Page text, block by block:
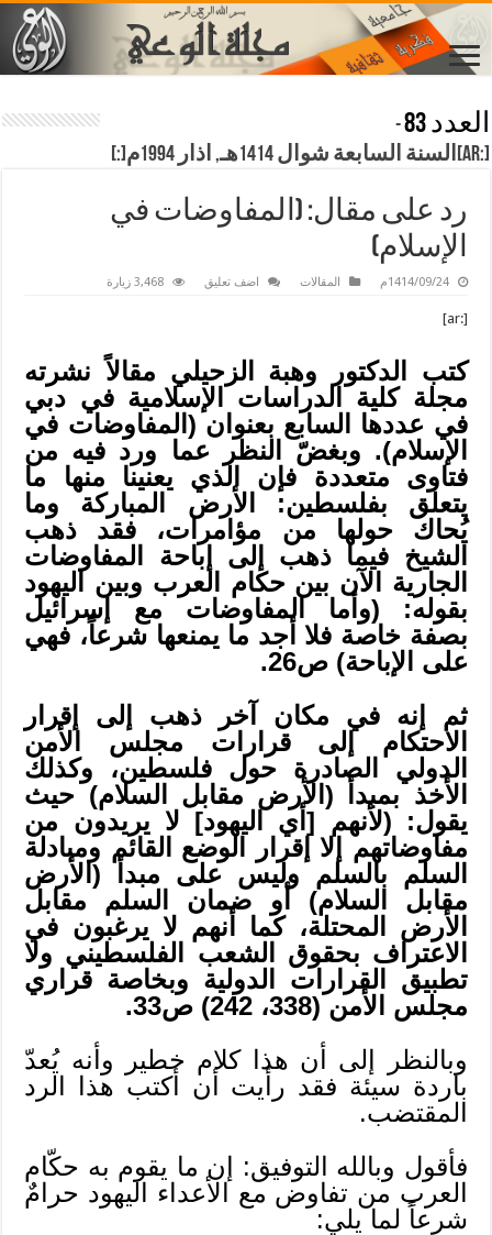
العدد 83
-
[:ar]السنة السابعة شوال 1414هـ, اذار 1994م[:]
رد على مقال: (المفاوضات في
الإسلام)
1414/09/24م المقالات اضف تعليق 3,468 زيارة
[:ar]
كتب الدكتور وهبة الزحيلي مقالاً نشرته
مجلة كلية الدراسات الإسلامية في دبي
في عددها السابع بعنوان (المفاوضات في
الإسلام). وبغضّ النظر عما ورد فيه من
فتاوى متعددة فإن الذي يعنينا منها ما
يتعلق بفلسطين: الأرض المباركة وما
يُحاك حولها من مؤامرات، فقد ذهب
الشيخ فيما ذهب إلى إباحة المفاوضات
الجارية الآن بين حكام العرب وبين اليهود
بقوله: (وأما المفاوضات مع إسرائيل
بصفة خاصة فلا أجد ما يمنعها شرعاً، فهي
على الإباحة) ص26.
ثم إنه في مكان آخر ذهب إلى إقرار
الاحتكام إلى قرارات مجلس الأمن
الدولي الصادرة حول فلسطين، وكذلك
الأخذ بمبدأ (الأرض مقابل السلام) حيث
يقول: (لأنهم [أي اليهود] لا يريدون من
مفاوضاتهم إلا إقرار الوضع القائم ومبادلة
السلم بالسلم وليس على مبدأ (الأرض
مقابل السلام) أو ضمان السلم مقابل
الأرض المحتلة، كما أنهم لا يرغبون في
الاعتراف بحقوق الشعب الفلسطيني ولا
تطبيق القرارات الدولية وبخاصة قراري
مجلس الأمن (338، 242) ص33.
وبالنظر إلى أن هذا كلام خطير وأنه يُعدّ
باردة سيئة فقد رأيت أن أكتب هذا الرد
المقتضب.
فأقول وبالله التوفيق: إن ما يقوم به حكّام
العرب من تفاوض مع الأعداء اليهود حرامٌ
شرعاً لما يلي: